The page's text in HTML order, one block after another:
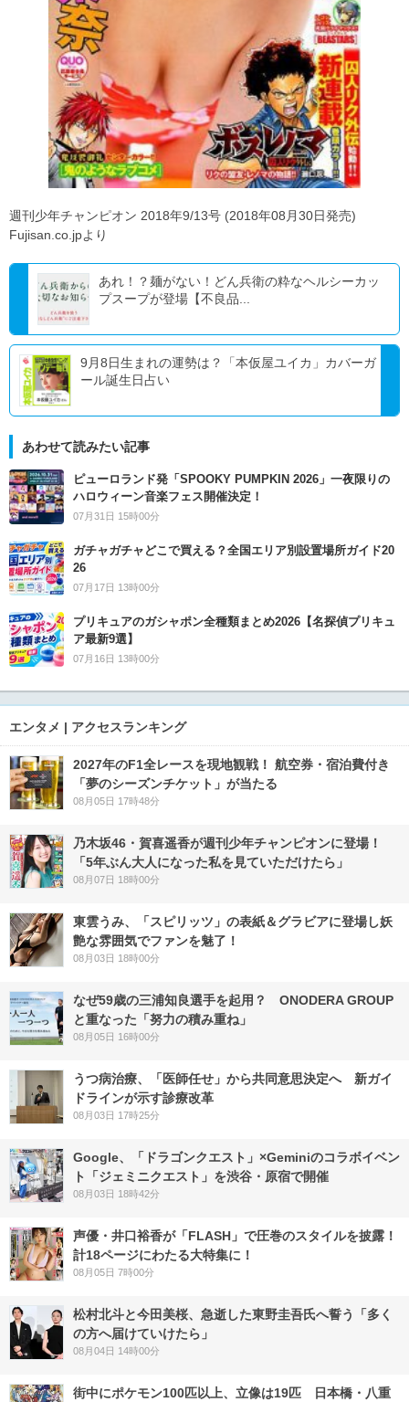
週刊少年チャンピオン 2018年9/13号 (2018年08月30日発売)
Fujisan.co.jpより
あれ！？麺がない！どん兵衛の粋なヘルシーカッ
プスープが登場【不良品...
9月8日生まれの運勢は？「本仮屋ユイカ」カバーガ
ール誕生日占い
あわせて読みたい記事
ピューロランド発「SPOOKY PUMPKIN 2026」一夜限りの
ハロウィーン音楽フェス開催決定！
07月31日 15時00分
ガチャガチャどこで買える？全国エリア別設置場所ガイド20
26
07月17日 13時00分
プリキュアのガシャポン全種類まとめ2026【名探偵プリキュ
ア最新9選】
07月16日 13時00分
エンタメ | アクセスランキング
2027年のF1全レースを現地観戦！ 航空券・宿泊費付き
「夢のシーズンチケット」が当たる
08月05日 17時48分
乃木坂46・賀喜遥香が週刊少年チャンピオンに登場！
「5年ぶん大人になった私を見ていただけたら」
08月07日 18時00分
東雲うみ、「スピリッツ」の表紙＆グラビアに登場し妖
艶な雰囲気でファンを魅了！
08月03日 18時00分
なぜ59歳の三浦知良選手を起用？ ONODERA GROUP
と重なった「努力の積み重ね」
08月05日 16時00分
うつ病治療、「医師任せ」から共同意思決定へ 新ガイ
ドラインが示す診療改革
08月03日 17時25分
Google、「ドラゴンクエスト」×Geminiのコラボイベン
ト「ジェミニクエスト」を渋谷・原宿で開催
08月03日 18時42分
声優・井口裕香が「FLASH」で圧巻のスタイルを披露！
計18ページにわたる大特集に！
08月05日 7時00分
松村北斗と今田美桜、急逝した東野圭吾氏へ誓う「多く
の方へ届けていけたら」
08月04日 14時00分
街中にポケモン100匹以上、立像は19匹 日本橋・八重